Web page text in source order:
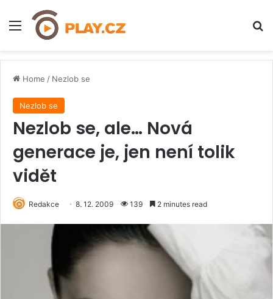
Menu
Home / Nezlob se
Nezlob se
Nezlob se, ale… Nová
generace je, jen není tolik
vidět
Redakce 8. 12. 2009 139 2 minutes read